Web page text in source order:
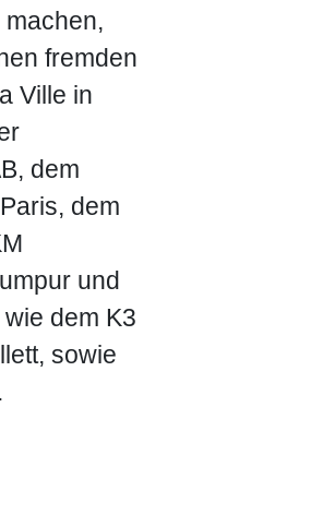
fremden
Ville in
dem
dem
und
dem K3
sowie